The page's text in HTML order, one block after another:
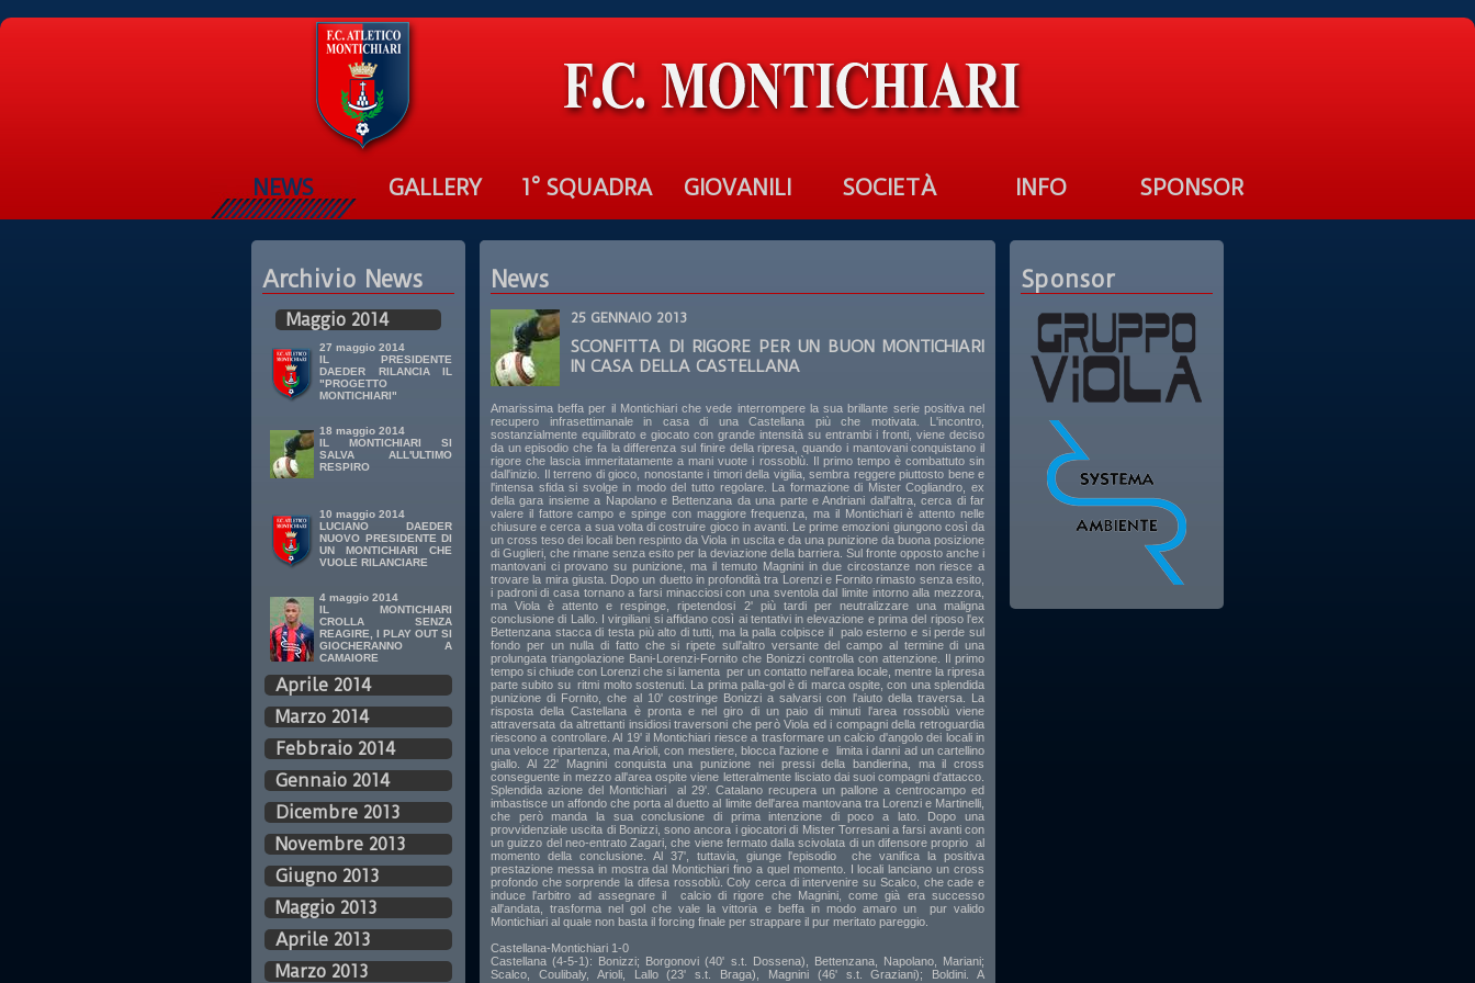
NEWS GALLERY 1° SQUADRA GIOVANILI SOCIETÀ INFO SPONSOR
Archivio News
Maggio 2014
27 maggio 2014
IL PRESIDENTE
DAEDER RILANCIA IL
"PROGETTO
MONTICHIARI"
18 maggio 2014
IL MONTICHIARI SI
SALVA ALL'ULTIMO
RESPIRO
10 maggio 2014
LUCIANO DAEDER
NUOVO PRESIDENTE DI
UN MONTICHIARI CHE
VUOLE RILANCIARE
4 maggio 2014
IL MONTICHIARI
CROLLA SENZA
REAGIRE, I PLAY OUT SI
GIOCHERANNO A
CAMAIORE
Aprile 2014
Marzo 2014
Febbraio 2014
Gennaio 2014
Dicembre 2013
Novembre 2013
Giugno 2013
Maggio 2013
Aprile 2013
Marzo 2013
News
25 GENNAIO 2013
SCONFITTA DI RIGORE PER UN BUON MONTICHIARI
IN CASA DELLA CASTELLANA
Amarissima beffa per il Montichiari che vede interrompere la sua brillante serie positiva nel
recupero infrasettimanale in casa di una Castellana più che motivata. L'incontro,
sostanzialmente equilibrato e giocato con grande intensità su entrambi i fronti, viene deciso
da un episodio che fa la differenza sul finire della ripresa, quando i mantovani conquistano il
rigore che lascia immeritatamente a mani vuote i rossoblù. Il primo tempo è combattuto sin
dall'inizio. Il terreno di gioco, nonostante i timori della vigilia, sembra reggere piuttosto bene e
l'intensa sfida si svolge in modo del tutto regolare. La formazione di Mister Cogliandro, ex
della gara insieme a Napolano e Bettenzana da una parte e Andriani dall'altra, cerca di far
valere il fattore campo e spinge con maggiore frequenza, ma il Montichiari è attento nelle
chiusure e cerca a sua volta di costruire gioco in avanti. Le prime emozioni giungono così da
un cross teso dei locali ben respinto da Viola in uscita e da una punizione da buona posizione
di Guglieri, che rimane senza esito per la deviazione della barriera. Sul fronte opposto anche i
mantovani ci provano su punizione, ma il temuto Magnini in due circostanze non riesce a
trovare la mira giusta. Dopo un duetto in profondità tra Lorenzi e Fornito rimasto senza esito,
i padroni di casa tornano a farsi minacciosi con una sventola dal limite intorno alla mezzora,
ma Viola è attento e respinge, ripetendosi 2' più tardi per neutralizzare una maligna
conclusione di Lallo. I virgiliani si affidano così ai tentativi in elevazione e prima del riposo l'ex
Bettenzana stacca di testa più alto di tutti, ma la palla colpisce il palo esterno e si perde sul
fondo per un nulla di fatto che si ripete sull'altro versante del campo al termine di una
prolungata triangolazione Bani-Lorenzi-Fornito che Bonizzi controlla con attenzione. Il primo
tempo si chiude con Lorenzi che si lamenta per un contatto nell'area locale, mentre la ripresa
parte subito su ritmi molto sostenuti. La prima palla-gol è di marca ospite, con una splendida
punizione di Fornito, che al 10' costringe Bonizzi a salvarsi con l'aiuto della traversa. La
risposta della Castellana è pronta e nel giro di un paio di minuti l'area rossoblù viene
attraversata da altrettanti insidiosi traversoni che però Viola ed i compagni della retroguardia
riescono a controllare. Al 19' il Montichiari riesce a trasformare un calcio d'angolo dei locali in
una veloce ripartenza, ma Arioli, con mestiere, blocca l'azione e limita i danni ad un cartellino
giallo. Al 22' Magnini conquista una punizione nei pressi della bandierina, ma il cross
conseguente in mezzo all'area ospite viene letteralmente lisciato dai suoi compagni d'attacco.
Splendida azione del Montichiari al 29'. Catalano recupera un pallone a centrocampo ed
imbastisce un affondo che porta al duetto al limite dell'area mantovana tra Lorenzi e Martinelli,
che però manda la sua conclusione di prima intenzione di poco a lato. Dopo una
provvidenziale uscita di Bonizzi, sono ancora i giocatori di Mister Torresani a farsi avanti con
un guizzo del neo-entrato Zagari, che viene fermato dalla scivolata di un difensore proprio al
momento della conclusione. Al 37', tuttavia, giunge l'episodio che vanifica la positiva
prestazione messa in mostra dal Montichiari fino a quel momento. I locali lanciano un cross
profondo che sorprende la difesa rossoblù. Coly cerca di intervenire su Scalco, che cade e
induce l'arbitro ad assegnare il calcio di rigore che Magnini, come già era successo
all'andata, trasforma nel gol che vale la vittoria e beffa in modo amaro un pur valido
Montichiari al quale non basta il forcing finale per strappare il pur meritato pareggio.
Castellana-Montichiari 1-0
Castellana (4-5-1): Bonizzi; Borgonovi (40' s.t. Dossena), Bettenzana, Napolano, Mariani;
Scalco, Coulibaly, Arioli, Lallo (23' s.t. Braga), Magnini (46' s.t. Graziani); Boldini. A
Sponsor